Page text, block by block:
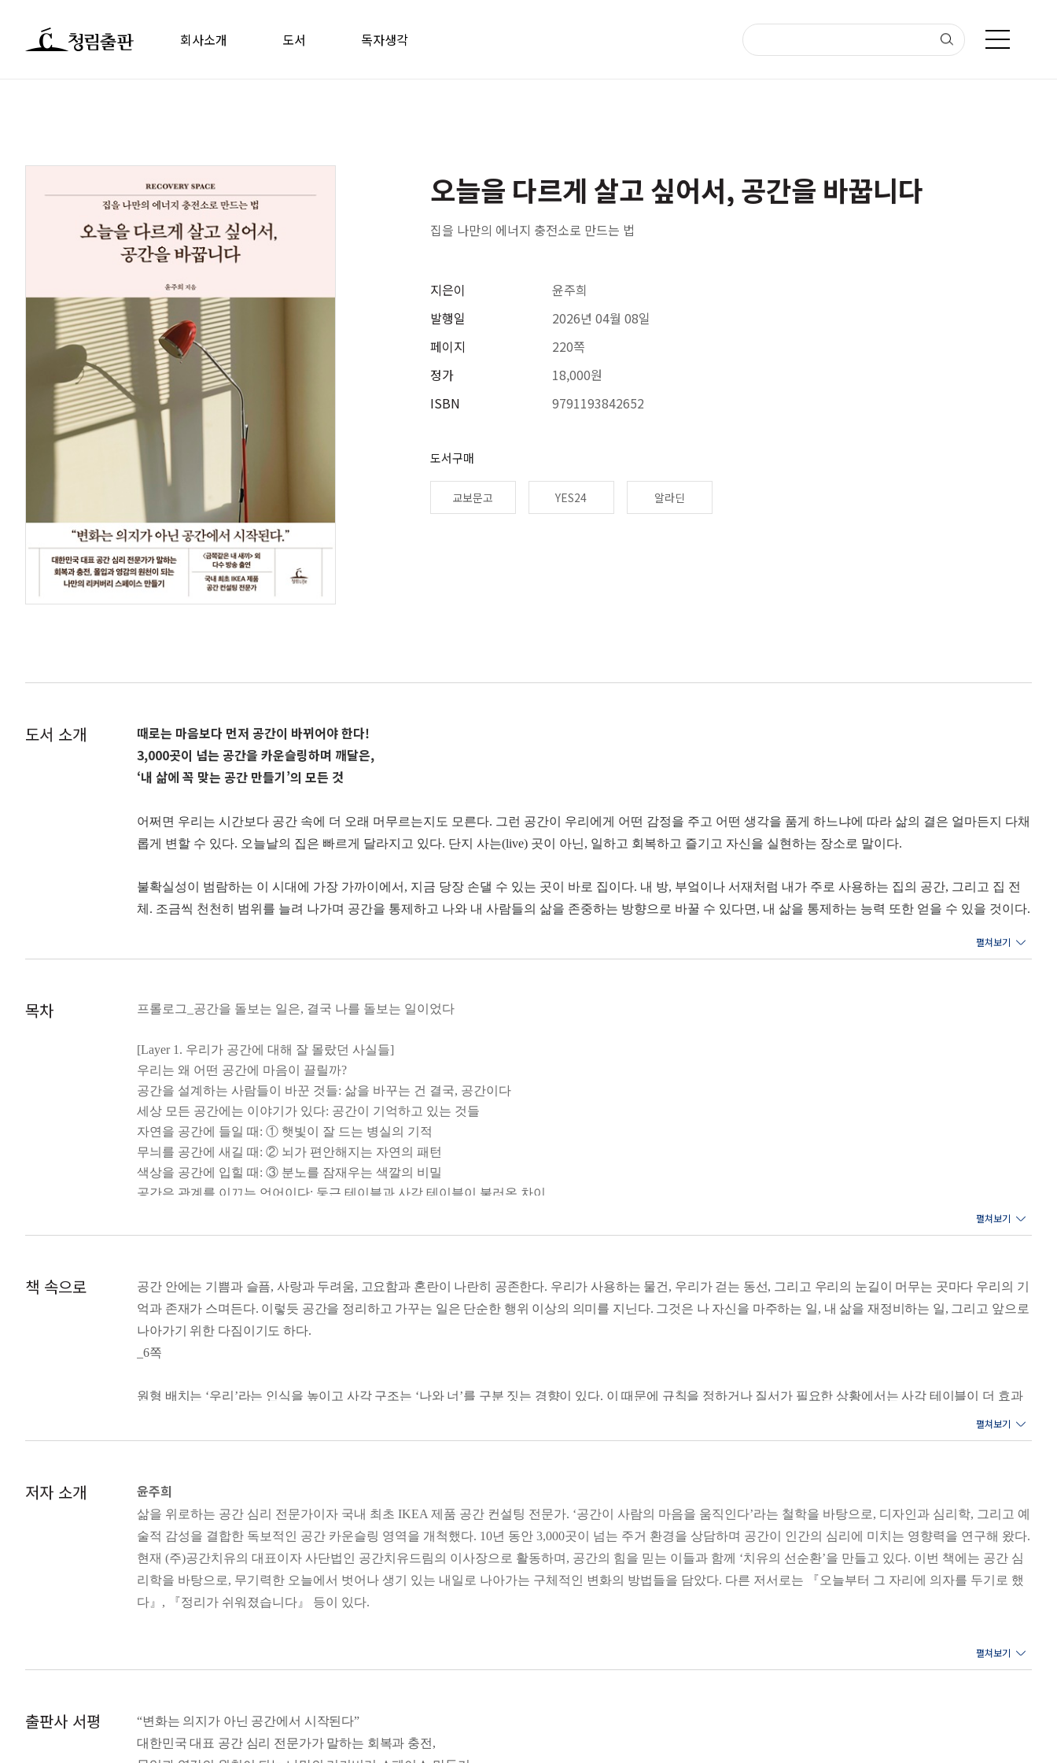
회사소개 도서 독자생각
오늘을 다르게 살고 싶어서, 공간을 바꿉니다
집을 나만의 에너지 충전소로 만드는 법
지은이
발행일
페이지
정가
ISBN
윤주희
2026년 04월 08일
220쪽
18,000원
9791193842652
도서구매
교보문고 YES24 알라딘
도서 소개
때로는 마음보다 먼저 공간이 바뀌어야 한다!
3,000곳이 넘는 공간을 카운슬링하며 깨달은,
‘내 삶에 꼭 맞는 공간 만들기’의 모든 것
어쩌면 우리는 시간보다 공간 속에 더 오래 머무르는지도 모른다. 그런 공간이 우리에게 어떤 감정을 주고 어떤 생각을 품게 하느냐에 따라 삶의 결은 얼마든지 다채
롭게 변할 수 있다. 오늘날의 집은 빠르게 달라지고 있다. 단지 사는(live) 곳이 아닌, 일하고 회복하고 즐기고 자신을 실현하는 장소로 말이다.
불확실성이 범람하는 이 시대에 가장 가까이에서, 지금 당장 손댈 수 있는 곳이 바로 집이다. 내 방, 부엌이나 서재처럼 내가 주로 사용하는 집의 공간, 그리고 집 전
체. 조금씩 천천히 범위를 늘려 나가며 공간을 통제하고 나와 내 사람들의 삶을 존중하는 방향으로 바꿀 수 있다면, 내 삶을 통제하는 능력 또한 얻을 수 있을 것이다.
대한민국 대표 공간 심리 전문가 윤주희 대표는 이 책을 통해 공간이 품은 놀라운 치유의 힘과 이 같은 회복의 공간을 만들기 위한 실천 방법을 소개한다. 그저 멋지
막한 공간 초보자들도 쉽게 따라 할 수 있도록 도와준다.
목차 프롤로그_공간을 돌보는 일은, 결국 나를 돌보는 일이었다
[Layer 1. 우리가 공간에 대해 잘 몰랐던 사실들]
우리는 왜 어떤 공간에 마음이 끌릴까?
공간을 설계하는 사람들이 바꾼 것들: 삶을 바꾸는 건 결국, 공간이다
세상 모든 공간에는 이야기가 있다: 공간이 기억하고 있는 것들
자연을 공간에 들일 때: ① 햇빛이 잘 드는 병실의 기적
무늬를 공간에 새길 때: ② 뇌가 편안해지는 자연의 패턴
색상을 공간에 입힐 때: ③ 분노를 잠재우는 색깔의 비밀
공간은 관계를 이끄는 언어이다: 둥근 테이블과 사각 테이블이 불러온 차이
공간이 바뀌면 내 삶도 변할까?: 마음을 바꾸기 어려울 땐, 공간부터 바꿔 보자
[Layer 2. 나를 회복시켜 주는 가장 사적인 공간, 집]
나를 치유하는 첫 번째 공간: 집은 회복의 출발점
‘나’를 닮은 공간: 집과 나의 정체성
기억을 잇는 공간: 집에 담긴 기억이 우리에게 남긴 것들
내가 진짜로 원하는 집의 모습은?
[Layer 3. 나만의 리커버리 스페이스 만들기]
집 안 곳곳이 리커버리 스팟
집 안에서 나만의 케렌시아를 발견하는 법
성공을 위한 나만의 ‘영감 공간’ 만들기
에필로그_어떻게 나를 사랑할 것인지에 대한 이야기
책 속으로
공간 안에는 기쁨과 슬픔, 사랑과 두려움, 고요함과 혼란이 나란히 공존한다. 우리가 사용하는 물건, 우리가 걷는 동선, 그리고 우리의 눈길이 머무는 곳마다 우리의 기
억과 존재가 스며든다. 이렇듯 공간을 정리하고 가꾸는 일은 단순한 행위 이상의 의미를 지닌다. 그것은 나 자신을 마주하는 일, 내 삶을 재정비하는 일, 그리고 앞으로
나아가기 위한 다짐이기도 하다.
_6쪽
원형 배치는 ‘우리’라는 인식을 높이고 사각 구조는 ‘나와 너’를 구분 짓는 경향이 있다. 이 때문에 규칙을 정하거나 질서가 필요한 상황에서는 사각 테이블이 더 효과
적일 수 있다. 그러나 감정의 이완과 관계 회복이 필요한 순간이라면 둥근 테이블이 훨씬 효과적이다. 둥근 식탁에서는 자연스럽게 서로의 눈을 보며 대화를 시작할
수 있다.
결정짓고 있었을지도 모른다. 그러니 관계를 바꾸고 싶다면 먼저 공간에 변화를 줘 보자.
_40~41쪽
위에 세팅되어 있기 때문이다. 어두운 조명 아래에서는 우울한 생각이 반복되고, 답답한 구조 속에서는 몸과 마음이 경직되거나 늘어지는 법이다. 틈 없는 가구 배치
속에서는 당연히 숨이 막힌다. 반대로 햇빛이 드는 자리에 앉으면 마음이 확 트이고, 아무것도 없는 깨끗한 벽면 하나에 집중력이 되살아난다.
미니멀 라이프를 실천하는 사람들은 단순히 물건을 줄이는 사람들이 아니다. 가까이서 들여다보면 그들은 오히려 삶을 풍요롭게 채워 나가는 사람들이다. 덜어 낸 만
_96쪽
저자 소개 윤주희
삶을 위로하는 공간 심리 전문가이자 국내 최초 IKEA 제품 공간 컨설팅 전문가. ‘공간이 사람의 마음을 움직인다’라는 철학을 바탕으로, 디자인과 심리학, 그리고 예
술적 감성을 결합한 독보적인 공간 카운슬링 영역을 개척했다. 10년 동안 3,000곳이 넘는 주거 환경을 상담하며 공간이 인간의 심리에 미치는 영향력을 연구해 왔다.
현재 (주)공간치유의 대표이자 사단법인 공간치유드림의 이사장으로 활동하며, 공간의 힘을 믿는 이들과 함께 ‘치유의 선순환’을 만들고 있다. 이번 책에는 공간 심
리학을 바탕으로, 무기력한 오늘에서 벗어나 생기 있는 내일로 나아가는 구체적인 변화의 방법들을 담았다. 다른 저서로는 『오늘부터 그 자리에 의자를 두기로 했
다』, 『정리가 쉬워졌습니다』 등이 있다.
공간치유드림 홈페이지https://www.gongdream.co.kr
출판사 서평
“변화는 의지가 아닌 공간에서 시작된다”
대한민국 대표 공간 심리 전문가가 말하는 회복과 충전,